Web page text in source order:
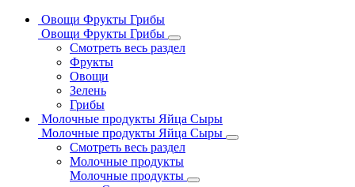
Овощи Фрукты Грибы
Овощи Фрукты Грибы
Смотреть весь раздел
Фрукты
Овощи
Зелень
Грибы
Молочные продукты Яйца Сыры
Молочные продукты Яйца Сыры
Смотреть весь раздел
Молочные продукты
Молочные продукты